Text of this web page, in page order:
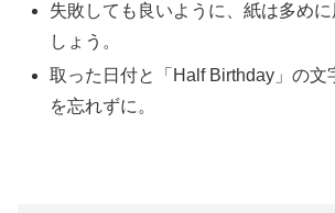
失敗しても良いように、紙は多めに
しょう。
取った日付と「Half Birthday」の文
を忘れずに。